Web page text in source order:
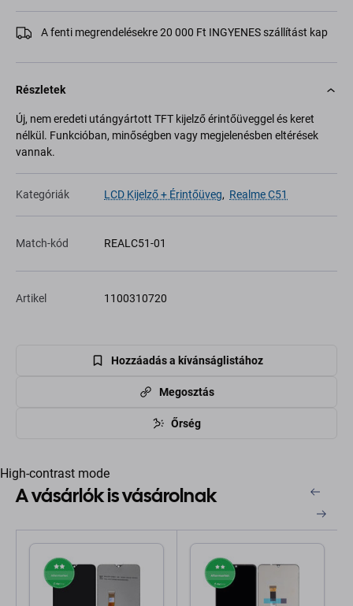
A fenti megrendelésekre 20 000 Ft INGYENES szállítást kap
Részletek
Új, nem eredeti utángyártott TFT kijelző érintőüveggel és keret
nélkül. Funkcióban, minőségben vagy megjelenésben eltérések
vannak.
Kategóriák LCD Kijelző + Érintőüveg, Realme C51
Match-kód REALC51-01
Artikel 1100310720
Hozzáadás a kívánságlistához
Megosztás
Őrség
High-contrast mode
A vásárlók is vásárolnak